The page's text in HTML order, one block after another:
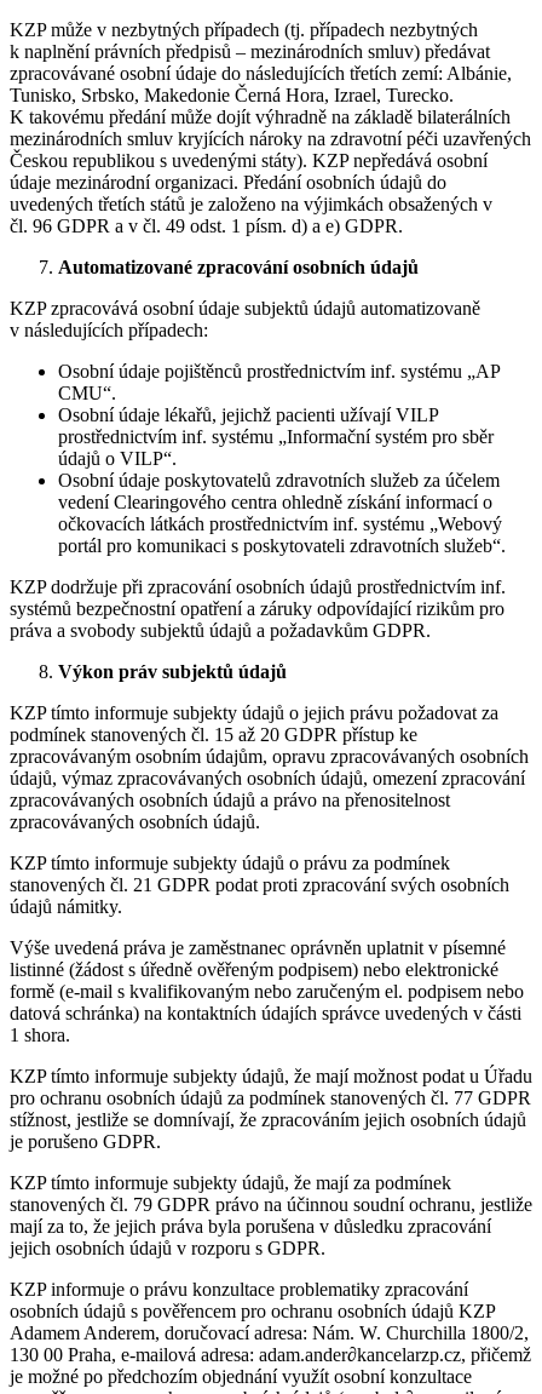
KZP může v nezbytných případech (tj. případech nezbytných
k naplnění právních předpisů – mezinárodních smluv) předávat
zpracovávané osobní údaje do následujících třetích zemí: Albánie,
Tunisko, Srbsko, Makedonie Černá Hora, Izrael, Turecko.
K takovému předání může dojít výhradně na základě bilaterálních
mezinárodních smluv kryjících nároky na zdravotní péči uzavřených
Českou republikou s uvedenými státy). KZP nepředává osobní
údaje mezinárodní organizaci. Předání osobních údajů do
uvedených třetích států je založeno na výjimkách obsažených v
čl. 96 GDPR a v čl. 49 odst. 1 písm. d) a e) GDPR.
Automatizované zpracování osobních údajů
KZP zpracovává osobní údaje subjektů údajů automatizovaně
v následujících případech:
Osobní údaje pojištěnců prostřednictvím inf. systému „AP
CMU“.
Osobní údaje lékařů, jejichž pacienti užívají VILP
prostřednictvím inf. systému „Informační systém pro sběr
údajů o VILP“.
Osobní údaje poskytovatelů zdravotních služeb za účelem
vedení Clearingového centra ohledně získání informací o
očkovacích látkách prostřednictvím inf. systému „Webový
portál pro komunikaci s poskytovateli zdravotních služeb“.
KZP dodržuje při zpracování osobních údajů prostřednictvím inf.
systémů bezpečnostní opatření a záruky odpovídající rizikům pro
práva a svobody subjektů údajů a požadavkům GDPR.
Výkon práv subjektů údajů
KZP tímto informuje subjekty údajů o jejich právu požadovat za
podmínek stanovených čl. 15 až 20 GDPR přístup ke
zpracovávaným osobním údajům, opravu zpracovávaných osobních
údajů, výmaz zpracovávaných osobních údajů, omezení zpracování
zpracovávaných osobních údajů a právo na přenositelnost
zpracovávaných osobních údajů.
KZP tímto informuje subjekty údajů o právu za podmínek
stanovených čl. 21 GDPR podat proti zpracování svých osobních
údajů námitky.
Výše uvedená práva je zaměstnanec oprávněn uplatnit v písemné
listinné (žádost s úředně ověřeným podpisem) nebo elektronické
formě (e-mail s kvalifikovaným nebo zaručeným el. podpisem nebo
datová schránka) na kontaktních údajích správce uvedených v části
1 shora.
KZP tímto informuje subjekty údajů, že mají možnost podat u Úřadu
pro ochranu osobních údajů za podmínek stanovených čl. 77 GDPR
stížnost, jestliže se domnívají, že zpracováním jejich osobních údajů
je porušeno GDPR.
KZP tímto informuje subjekty údajů, že mají za podmínek
stanovených čl. 79 GDPR právo na účinnou soudní ochranu, jestliže
mají za to, že jejich práva byla porušena v důsledku zpracování
jejich osobních údajů v rozporu s GDPR.
KZP informuje o právu konzultace problematiky zpracování
osobních údajů s pověřencem pro ochranu osobních údajů KZP
Adamem Anderem, doručovací adresa: Nám. W. Churchilla 1800/2,
130 00 Praha, e-mailová adresa: adam.ander∂kancelarzp.cz, přičemž
je možné po předchozím objednání využít osobní konzultace